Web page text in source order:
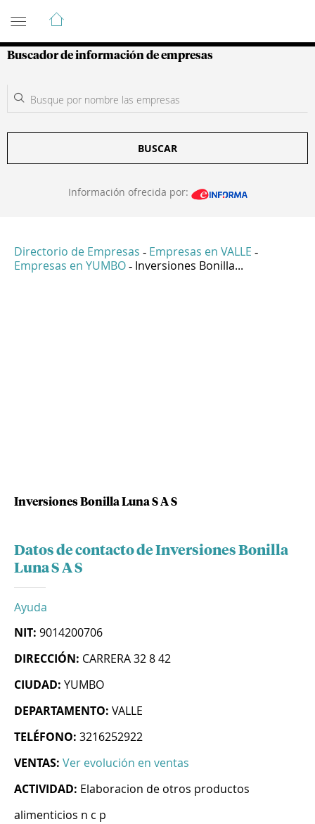
Guía de Empresas Colombianas
Buscador de información de empresas
BUSCAR
Información ofrecida por:
Directorio de Empresas - Empresas en VALLE -
Empresas en YUMBO - Inversiones Bonilla...
Inversiones Bonilla Luna S A S
Datos de contacto de Inversiones Bonilla
Luna S A S
Ayuda
NIT: 9014200706
DIRECCIÓN: CARRERA 32 8 42
CIUDAD: YUMBO
DEPARTAMENTO: VALLE
TELÉFONO: 3216252922
VENTAS: Ver evolución en ventas
ACTIVIDAD: Elaboracion de otros productos
alimenticios n c p